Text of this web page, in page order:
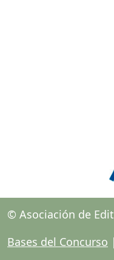
© Asociación de
Bases del Concurso |